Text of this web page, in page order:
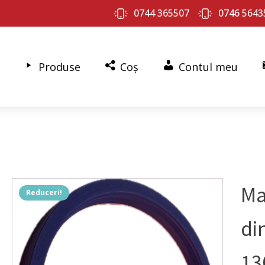
0744 365507 0746
Produse Coș Contul meu
Reduceri!